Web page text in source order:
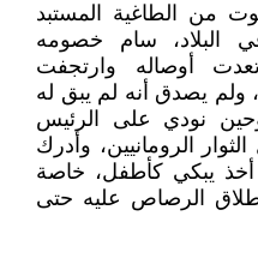
من الطاغية المستبد
البلاد، سام خصومه
أوصاله وارتجفت
ولم يصدق أنه لم يبق له
نودي على الرئيس
الرومانيين، وأدرك
أخذ يبكي كأطفل، خاصة
الرصاص عليه حتى